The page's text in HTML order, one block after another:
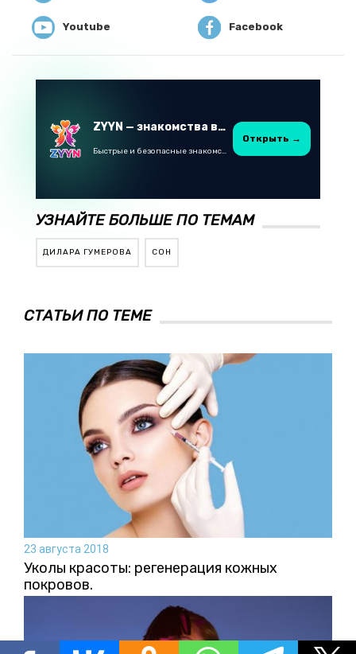
Youtube Facebook
ZYYN — знакомства в Казахстане
Быстрые и безопасные знакомства в Telegram
Открыть →
УЗНАЙТЕ БОЛЬШЕ ПО ТЕМАМ
ДИЛАРА ГУМЕРОВА СОН
СТАТЬИ ПО ТЕМЕ
23 августа 2018
Уколы красоты: регенерация кожных
покровов.